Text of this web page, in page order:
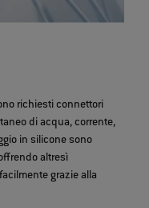
richiesti connettori
di acqua, corrente,
in silicone sono
altresì
grazie alla